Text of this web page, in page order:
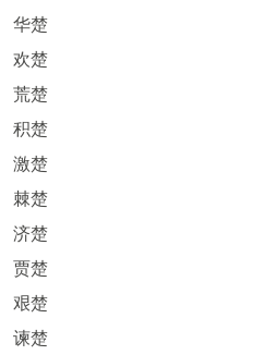
华楚
欢楚
荒楚
积楚
激楚
棘楚
济楚
贾楚
艰楚
谏楚